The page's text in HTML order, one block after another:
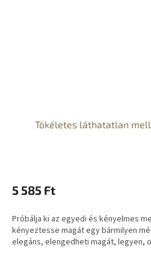
Tökéletes láthatatlan
5 585 Ft
Próbálja ki az egyedi és kényelmes
kényeztesse magát egy bármilyen
elegáns, elengedheti magát, legyen,